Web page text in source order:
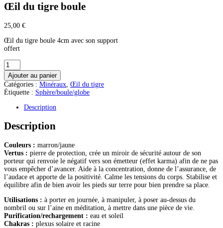
Œil du tigre boule
25,00 €
Œil du tigre boule 4cm avec son support
offert
quantité
de
Œil
du
tigre
Ajouter au panier
Catégories : Minéraux Œil du tigre
Étiquette : Sphère/boule/globe
Description
Description
Couleurs : marron/jaune
Vertus : pierre de protection, crée un miroir de sécurité autour de son
porteur qui renvoie le négatif vers son émetteur (effet karma) afin de ne pas
vous empêcher d’avancer. Aide à la concentration, donne de l’assurance, de
l’audace et apporte de la positivité. Calme les tensions du corps. Stabilise et
équilibre afin de bien avoir les pieds sur terre pour bien prendre sa place.
Utilisations : à porter en journée, à manipuler, à poser au-dessus du
nombril ou sur l’aine en méditation, à mettre dans une pièce de vie.
Purification/rechargement : eau et soleil
Chakras : plexus solaire et racine